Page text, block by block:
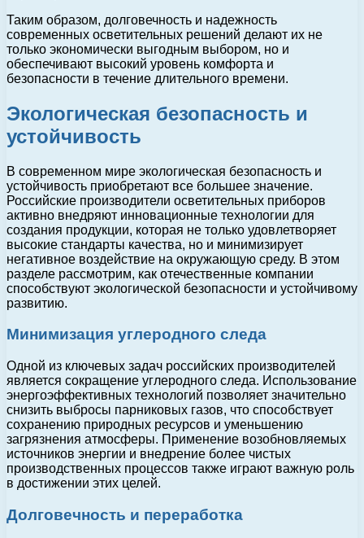
Таким образом, долговечность и надежность
современных осветительных решений делают их не
только экономически выгодным выбором, но и
обеспечивают высокий уровень комфорта и
безопасности в течение длительного времени.
Экологическая безопасность и
устойчивость
В современном мире экологическая безопасность и
устойчивость приобретают все большее значение.
Российские производители осветительных приборов
активно внедряют инновационные технологии для
создания продукции, которая не только удовлетворяет
высокие стандарты качества, но и минимизирует
негативное воздействие на окружающую среду. В этом
разделе рассмотрим, как отечественные компании
способствуют экологической безопасности и устойчивому
развитию.
Минимизация углеродного следа
Одной из ключевых задач российских производителей
является сокращение углеродного следа. Использование
энергоэффективных технологий позволяет значительно
снизить выбросы парниковых газов, что способствует
сохранению природных ресурсов и уменьшению
загрязнения атмосферы. Применение возобновляемых
источников энергии и внедрение более чистых
производственных процессов также играют важную роль
в достижении этих целей.
Долговечность и переработка